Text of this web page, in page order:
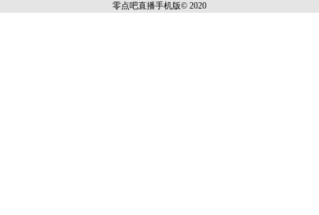
零点吧直播手机版© 2020